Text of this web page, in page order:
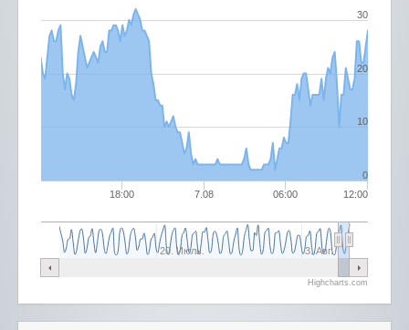
18:00 7.08 06:00 12:00
20. Июль. 3. Авг.
0
10
20
30
Highcharts.com